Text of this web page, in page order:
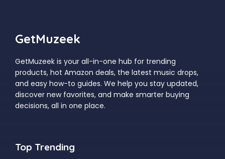
GetMuzeek
GetMuzeek is your all-in-one hub for trending
products, hot Amazon deals, the latest music drops,
and easy how-to guides. We help you stay updated,
discover new favorites, and make smarter buying
decisions, all in one place.
Top Trending